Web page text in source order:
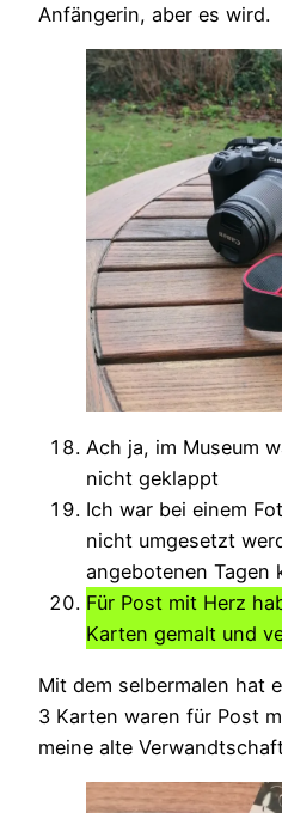
Anfängerin, aber es wird.
Ach ja, im Museum
nicht geklappt
Ich war bei einem
nicht umgesetzt
angebotenen Tagen
Für Post mit Herz
Karten gemalt und
Mit dem selbermalen hat
3 Karten waren für Post
meine alte